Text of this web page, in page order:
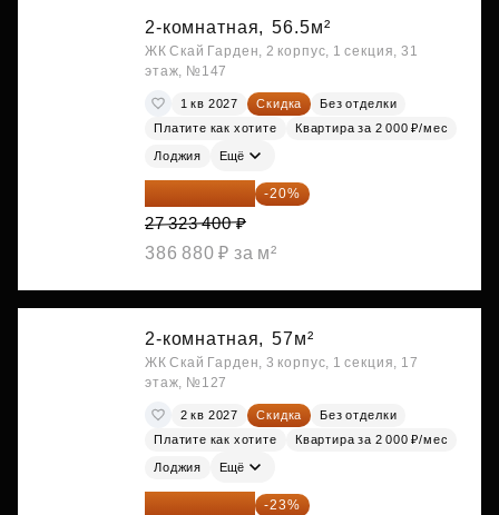
2-комнатная, 56.5м²
ЖК Скай Гарден, 2 корпус, 1 секция, 31
этаж, №147
1 кв 2027 Скидка
Без отделки
Платите как хотите
Квартира за 2 000 ₽/мес
Лоджия Ещё
21 858 720 ₽ -20%
27 323 400 ₽
386 880 ₽ за м²
2-комнатная, 57м²
ЖК Скай Гарден, 3 корпус, 1 секция, 17
этаж, №127
2 кв 2027 Скидка
Без отделки
Платите как хотите
Квартира за 2 000 ₽/мес
Лоджия Ещё
21 927 444 ₽ -23%